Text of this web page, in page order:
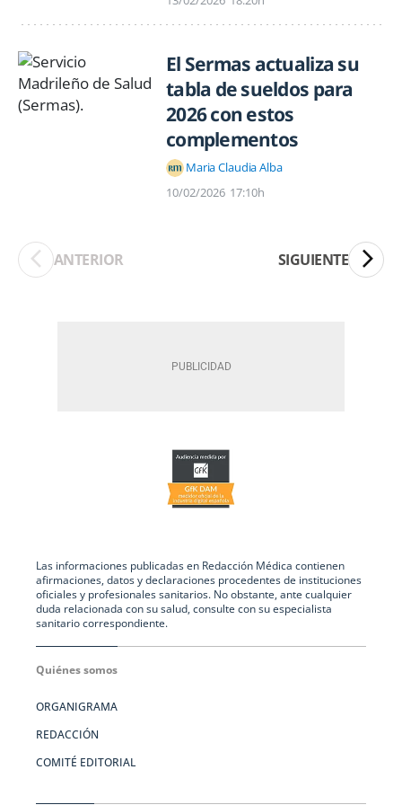
El Sermas actualiza su
tabla de sueldos para
2026 con estos
complementos
Maria Claudia Alba
10/02/2026 17:10h
ANTERIOR SIGUIENTE
Las informaciones publicadas en Redacción Médica contienen
afirmaciones, datos y declaraciones procedentes de instituciones
oficiales y profesionales sanitarios. No obstante, ante cualquier
duda relacionada con su salud, consulte con su especialista
sanitario correspondiente.
Quiénes somos
ORGANIGRAMA
REDACCIÓN
COMITÉ EDITORIAL